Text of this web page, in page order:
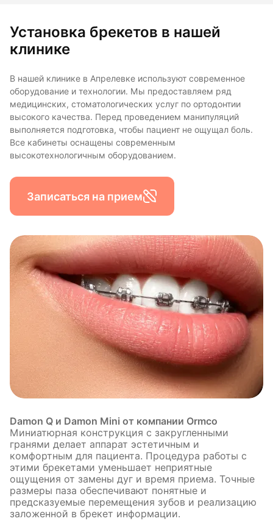
Установка брекетов в нашей
клинике
В нашей клинике в Апрелевке используют современное
оборудование и технологии. Мы предоставляем ряд
медицинских, стоматологических услуг по ортодонтии
высокого качества. Перед проведением манипуляций
выполняется подготовка, чтобы пациент не ощущал боль.
Все кабинеты оснащены современным
высокотехнологичным оборудованием.
Записаться на прием
Damon Q и Damon Mini от компании Ormco
Миниатюрная конструкция с закругленными
гранями делает аппарат эстетичным и
комфортным для пациента. Процедура работы с
этими брекетами уменьшает неприятные
ощущения от замены дуг и время приема. Точные
размеры паза обеспечивают понятные и
предсказуемые перемещения зубов и реализацию
заложенной в брекет информации.